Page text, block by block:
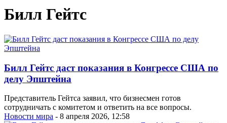
Билл Гейтс
Билл Гейтс даст показания в Конгрессе США по
делу Эпштейна
Представитель Гейтса заявил, что бизнесмен готов
сотрудничать с комитетом и ответить на все вопросы.
Новости мира - 8 апреля 2026, 12:58